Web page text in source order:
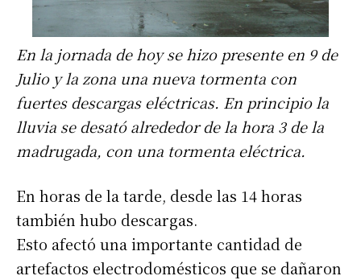
En la jornada de hoy se hizo presente en 9 de
Julio y la zona una nueva tormenta con
fuertes descargas eléctricas. En principio la
lluvia se desató alrededor de la hora 3 de la
madrugada, con una tormenta eléctrica.
En horas de la tarde, desde las 14 horas
también hubo descargas.
Esto afectó una importante cantidad de
artefactos electrodomésticos que se dañaron